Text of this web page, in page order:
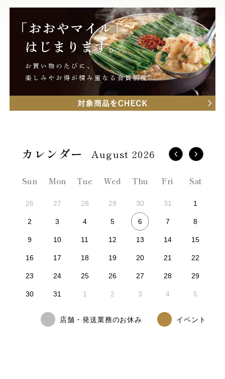
August 2026
Sun Mon Tue Wed Thu Fri Sat
26 27 28 29 30 31 1
2 3 4 5 6 7 8
9 10 11 12 13 14 15
16 17 18 19 20 21 22
23 24 25 26 27 28 29
30 31 1 2 3 4 5
店舗・発送業務のお休み イベント